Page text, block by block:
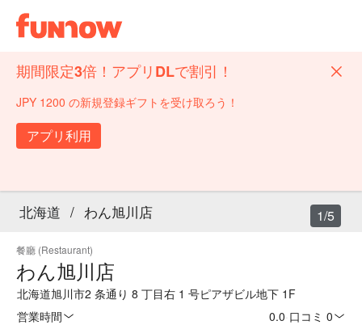
期間限定3倍！アプリDLで割引！
JPY 1200 の新規登録ギフトを受け取ろう！
アプリ利用
北海道 / わん旭川店
餐廳 (Restaurant)
わん旭川店
北海道旭川市2 条通り 8 丁目右 1 号ピアザビル地下 1F
営業時間
0.0 口コミ 0
1/5